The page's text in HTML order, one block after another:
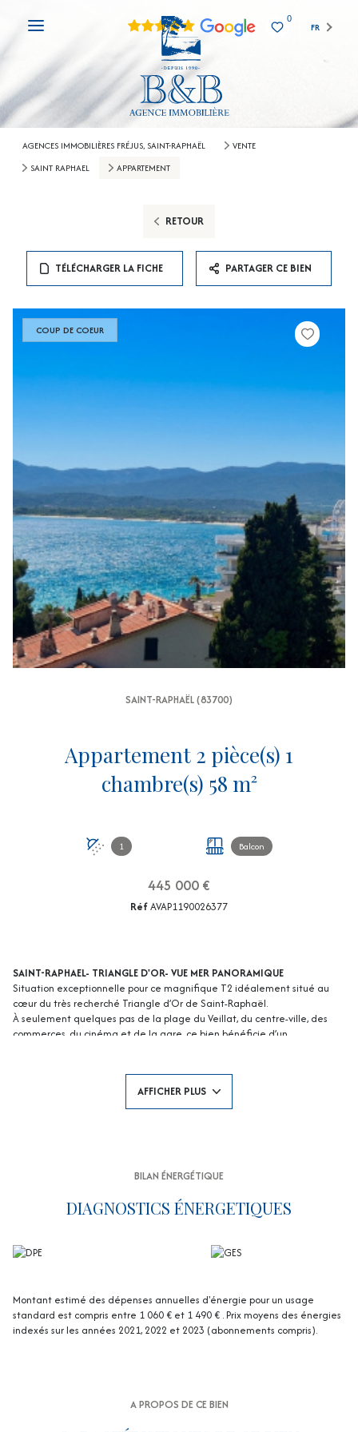
0
FR
AGENCES IMMOBILIÈRES FRÉJUS, SAINT-RAPHAËL
VENTE
SAINT RAPHAEL
APPARTEMENT
RETOUR
TÉLÉCHARGER LA FICHE PARTAGER CE BIEN
COUP DE COEUR
SAINT-RAPHAËL (83700)
Appartement 2 pièce(s) 1
chambre(s) 58 m²
1 Balcon
445 000 €
RéfAVAP1190026377
SAINT-RAPHAEL- TRIANGLE D'OR- VUE MER PANORAMIQUE
Situation exceptionnelle pour ce magnifique T2 idéalement situé au
cœur du très recherché Triangle d’Or de Saint-Raphaël.
À seulement quelques pas de la plage du Veillat, du centre-ville, des
commerces, du cinéma et de la gare, ce bien bénéficie d’un
Situé au premier et dernier étage d’une petite copropriété intimiste de
seulement 3 lots avec entrée indépendante, l’appartement offre un
cadre de vie rare alliant calme absolu, confort et proximité immédiate
pleinement des couchers de soleil.
également d’un emplacement de stationnement, un véritable privilège
dans ce secteur prisé.
Un bien rare sur le marché, idéal en résidence principale, secondaire ou
pour un investissement patrimonial de qualité.
AFFICHER PLUS
BILAN ÉNERGÉTIQUE
DIAGNOSTICS ÉNERGETIQUES
Montant estimé des dépenses annuelles d'énergie pour un usage
standard est compris entre 1 060 € et 1 490 € . Prix moyens des énergies
indexés sur les années 2021, 2022 et 2023 (abonnements compris).
A PROPOS DE CE BIEN